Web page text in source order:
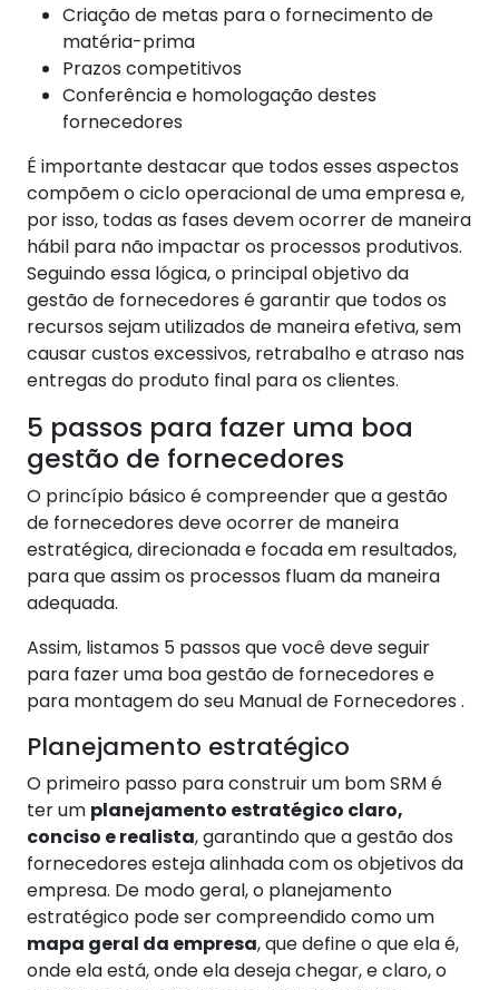
Criação de metas para o fornecimento de
matéria-prima
Prazos competitivos
Conferência e homologação destes
fornecedores
É importante destacar que todos esses aspectos
compõem o ciclo operacional de uma empresa e,
por isso, todas as fases devem ocorrer de maneira
hábil para não impactar os processos produtivos.
Seguindo essa lógica, o principal objetivo da
gestão de fornecedores é garantir que todos os
recursos sejam utilizados de maneira efetiva, sem
causar custos excessivos, retrabalho e atraso nas
entregas do produto final para os clientes.
5 passos para fazer uma boa
gestão de fornecedores
O princípio básico é compreender que a gestão
de fornecedores deve ocorrer de maneira
estratégica, direcionada e focada em resultados,
para que assim os processos fluam da maneira
adequada.
Assim, listamos 5 passos que você deve seguir
para fazer uma boa gestão de fornecedores e
para montagem do seu Manual de Fornecedores .
Planejamento estratégico
O primeiro passo para construir um bom SRM é
ter um planejamento estratégico claro,
conciso e realista, garantindo que a gestão dos
fornecedores esteja alinhada com os objetivos da
empresa. De modo geral, o planejamento
estratégico pode ser compreendido como um
mapa geral da empresa, que define o que ela é,
onde ela está, onde ela deseja chegar, e claro, o